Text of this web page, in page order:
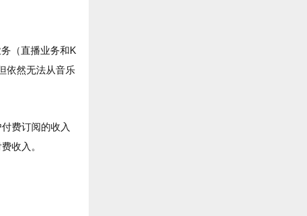
（直播业务和K
依然无法从音乐
费订阅的收入
收入。